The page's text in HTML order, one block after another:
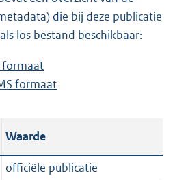
die bij deze publicatie
los bestand beschikbaar:
formaat
e
a
n
d
formaat
a
n
Waarde
officiële publicatie